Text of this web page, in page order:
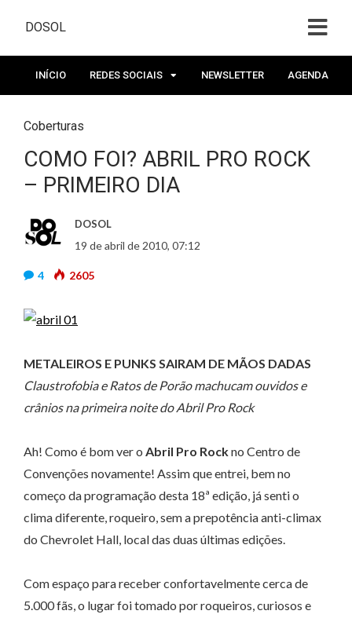
DOSOL
INÍCIO REDES SOCIAIS NEWSLETTER AGENDA
Coberturas
COMO FOI? ABRIL PRO ROCK
– PRIMEIRO DIA
DOSOL
19 de abril de 2010, 07:12
4 2605
METALEIROS E PUNKS SAIRAM DE MÃOS DADAS
Claustrofobia e Ratos de Porão machucam ouvidos e
crânios na primeira noite do Abril Pro Rock
Ah! Como é bom ver o Abril Pro Rockno Centro de
Convenções novamente! Assim que entrei, bem no
começo da programação desta 18ª edição, já senti o
clima diferente, roqueiro, sem a prepotência anti-climax
do Chevrolet Hall, local das duas últimas edições.
Com espaço para receber confortavelmente cerca de
5.000 fãs, o lugar foi tomado por roqueiros, curiosos e